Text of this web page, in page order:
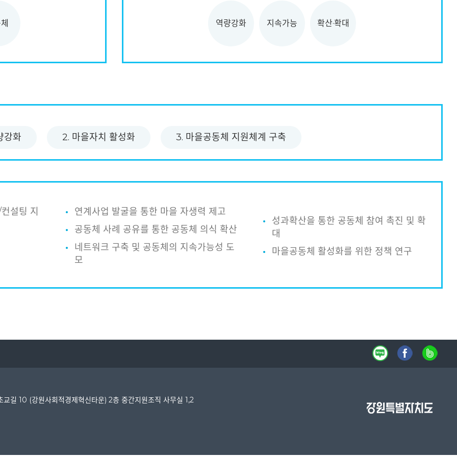
역량강화 지속가능 확산·확대
강화 2. 마을자치 활성화 3. 마을공동체 지원체계 구축
설팅 지
연계사업 발굴을 통한 마을 자생력 제고
공동체 사례 공유를 통한 공동체 의식 확산
네트워크 구축 및 공동체의 지속가능성 도
모
성과확산을 통한 공동체 참여 촉진 및 확
대
마을공동체 활성화를 위한 정책 연구
교길 10 (강원사회적경제혁신타운) 2층 중간지원조직 사무실 1,2